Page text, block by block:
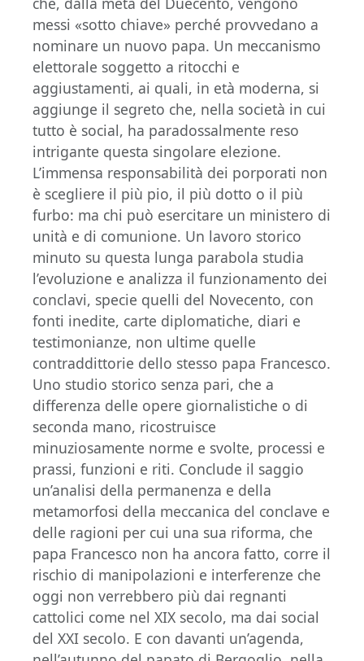
messi «sotto chiave» perché provvedano a
nominare un nuovo papa. Un meccanismo
elettorale soggetto a ritocchi e
aggiustamenti, ai quali, in età moderna, si
aggiunge il segreto che, nella società in cui
tutto è social, ha paradossalmente reso
intrigante questa singolare elezione.
L’immensa responsabilità dei porporati non
è scegliere il più pio, il più dotto o il più
furbo: ma chi può esercitare un ministero di
unità e di comunione. Un lavoro storico
minuto su questa lunga parabola studia
l’evoluzione e analizza il funzionamento dei
conclavi, specie quelli del Novecento, con
fonti inedite, carte diplomatiche, diari e
testimonianze, non ultime quelle
contraddittorie dello stesso papa Francesco.
Uno studio storico senza pari, che a
differenza delle opere giornalistiche o di
seconda mano, ricostruisce
minuziosamente norme e svolte, processi e
prassi, funzioni e riti. Conclude il saggio
un’analisi della permanenza e della
metamorfosi della meccanica del conclave e
delle ragioni per cui una sua riforma, che
papa Francesco non ha ancora fatto, corre il
rischio di manipolazioni e interferenze che
oggi non verrebbero più dai regnanti
cattolici come nel XIX secolo, ma dai social
del XXI secolo. E con davanti un’agenda,